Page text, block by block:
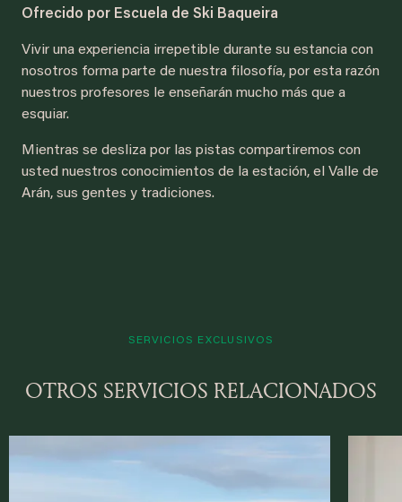
Ofrecido por Escuela de Ski Baqueira
Vivir una experiencia irrepetible durante su estancia con
nosotros forma parte de nuestra filosofía, por esta razón
nuestros profesores le enseñarán mucho más que a
esquiar.
Mientras se desliza por las pistas compartiremos con
usted nuestros conocimientos de la estación, el Valle de
Arán, sus gentes y tradiciones.
SERVICIOS EXCLUSIVOS
OTROS SERVICIOS RELACIONADOS